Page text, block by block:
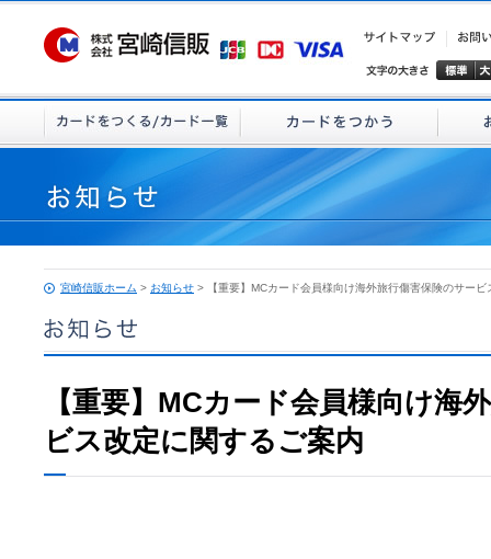
宮崎信販ホーム > お知らせ > 【重要】MCカード会員様向け海外旅行傷害保険のサービ
【重要】MCカード会員様向け海
ビス改定に関するご案内